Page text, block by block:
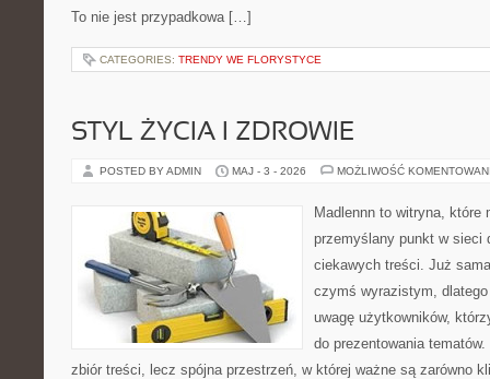
To nie jest przypadkowa […]
CATEGORIES: TRENDY WE FLORYSTYCE
STYL ŻYCIA I ZDROWIE
POSTED BY ADMIN MAJ - 3 - 2026 MOŻLIWOŚĆ
Madlennn to witryna, które
przemyślany punkt w sieci
ciekawych treści. Już
czymś wyrazistym,
uwagę użytkowników,
do prezentowania
zbiór treści, lecz spójna przestrzeń, w której ważne są zarówno